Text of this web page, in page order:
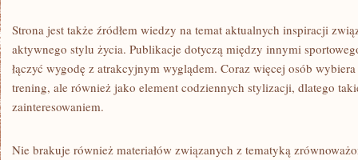
Strona jest także źródłem wiedzy na temat aktualnych inspiracji
aktywnego stylu życia. Publikacje dotyczą między innymi
łączyć wygodę z atrakcyjnym wyglądem. Coraz więcej osób
trening, ale również jako element codziennych stylizacji, dlatego
zainteresowaniem.
Nie brakuje również materiałów związanych z tematyką